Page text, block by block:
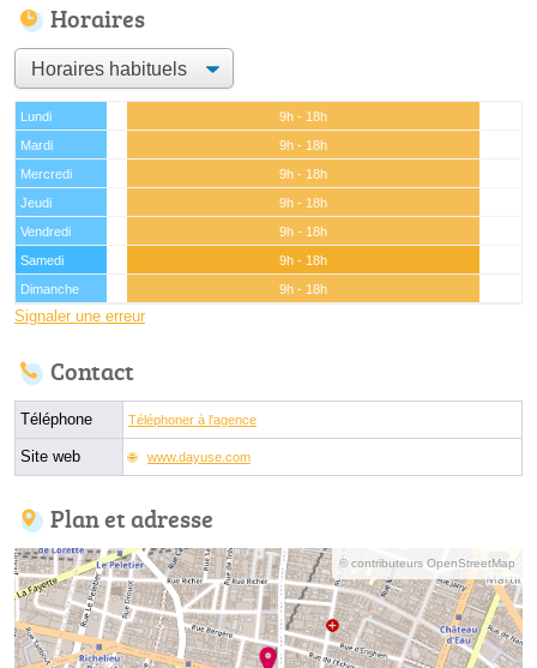
Horaires
Lundi
9h - 18h
Mardi
9h - 18h
Mercredi
9h - 18h
Jeudi
9h - 18h
Vendredi
9h - 18h
Samedi
9h - 18h
Dimanche
9h - 18h
Signaler une erreur
Contact
Téléphone Téléphoner à l'agence
Site web www.dayuse.com
Plan et adresse
© contributeurs OpenStreetMap